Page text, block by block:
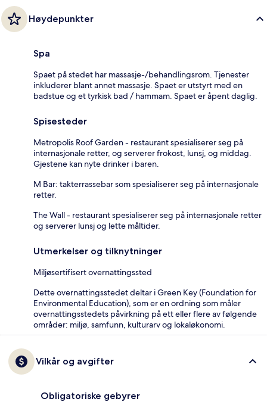
Høydepunkter
Spa
Spaet på stedet har massasje-/behandlingsrom. Tjenester
inkluderer blant annet massasje. Spaet er utstyrt med en
badstue og et tyrkisk bad / hammam. Spaet er åpent daglig.
Spisesteder
Metropolis Roof Garden - restaurant spesialiserer seg på
internasjonale retter, og serverer frokost, lunsj, og middag.
Gjestene kan nyte drinker i baren.
M Bar: takterrassebar som spesialiserer seg på internasjonale
retter.
The Wall - restaurant spesialiserer seg på internasjonale retter
og serverer lunsj og lette måltider.
Utmerkelser og tilknytninger
Miljøsertifisert overnattingssted
Dette overnattingsstedet deltar i Green Key (Foundation for
Environmental Education), som er en ordning som måler
overnattingsstedets påvirkning på ett eller flere av følgende
områder: miljø, samfunn, kulturarv og lokaløkonomi.
Vilkår og avgifter
Obligatoriske gebyrer